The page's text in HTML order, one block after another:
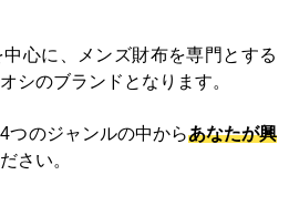
心に、メンズ財布を専門とする
シのブランドとなります。
つのジャンルの中からあなたが興
さい。